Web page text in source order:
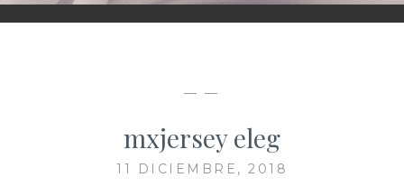
— —
mxjersey eleg
11 DICIEMBRE, 2018